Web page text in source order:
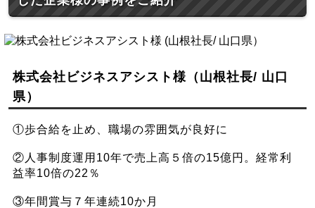
株式会社ビジネスアシスト様（山根社長/ 山口
県）
①歩合給を止め、職場の雰囲気が良好に
②人事制度運用10年で売上高５倍の15億円。経常利
益率10倍の22％
③年間賞与７年連続10か月